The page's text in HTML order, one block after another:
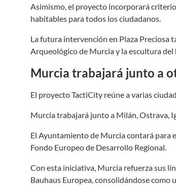
Asimismo, el proyecto incorporará
habitables para todos los ciudadanos.
La futura intervención en Plaza Preciosa
Arqueológico de Murcia y la escultura
Murcia trabajará junto a
El proyecto TactiCity reúne a varias
Murcia trabajará junto a Milán, Ostrava,
El Ayuntamiento de Murcia contará para
Fondo Europeo de Desarrollo Regional.
Con esta iniciativa, Murcia refuerza sus
Bauhaus Europea, consolidándose como